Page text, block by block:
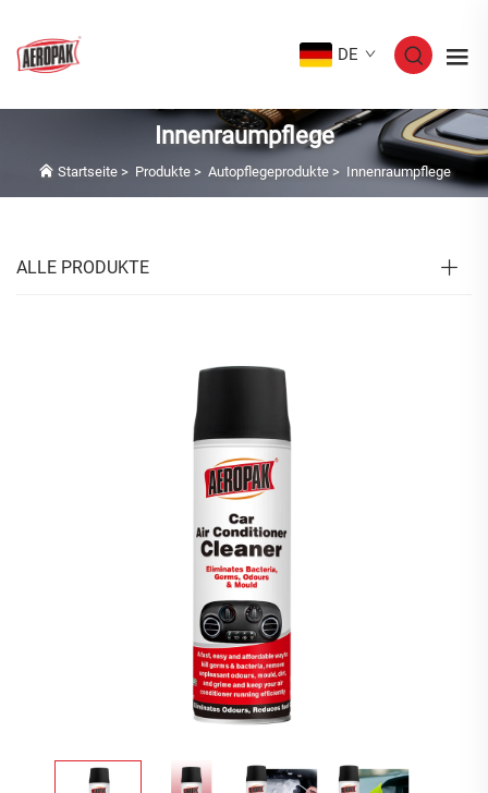
DE
Innenraumpflege
Startseite> Produkte> Autopflegeprodukte> Innenraumpflege
ALLE PRODUKTE